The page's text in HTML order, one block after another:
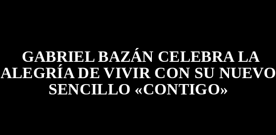
GABRIEL BAZÁN CELEBRA LA
ALEGRÍA DE VIVIR CON SU NUEVO
SENCILLO «CONTIGO»